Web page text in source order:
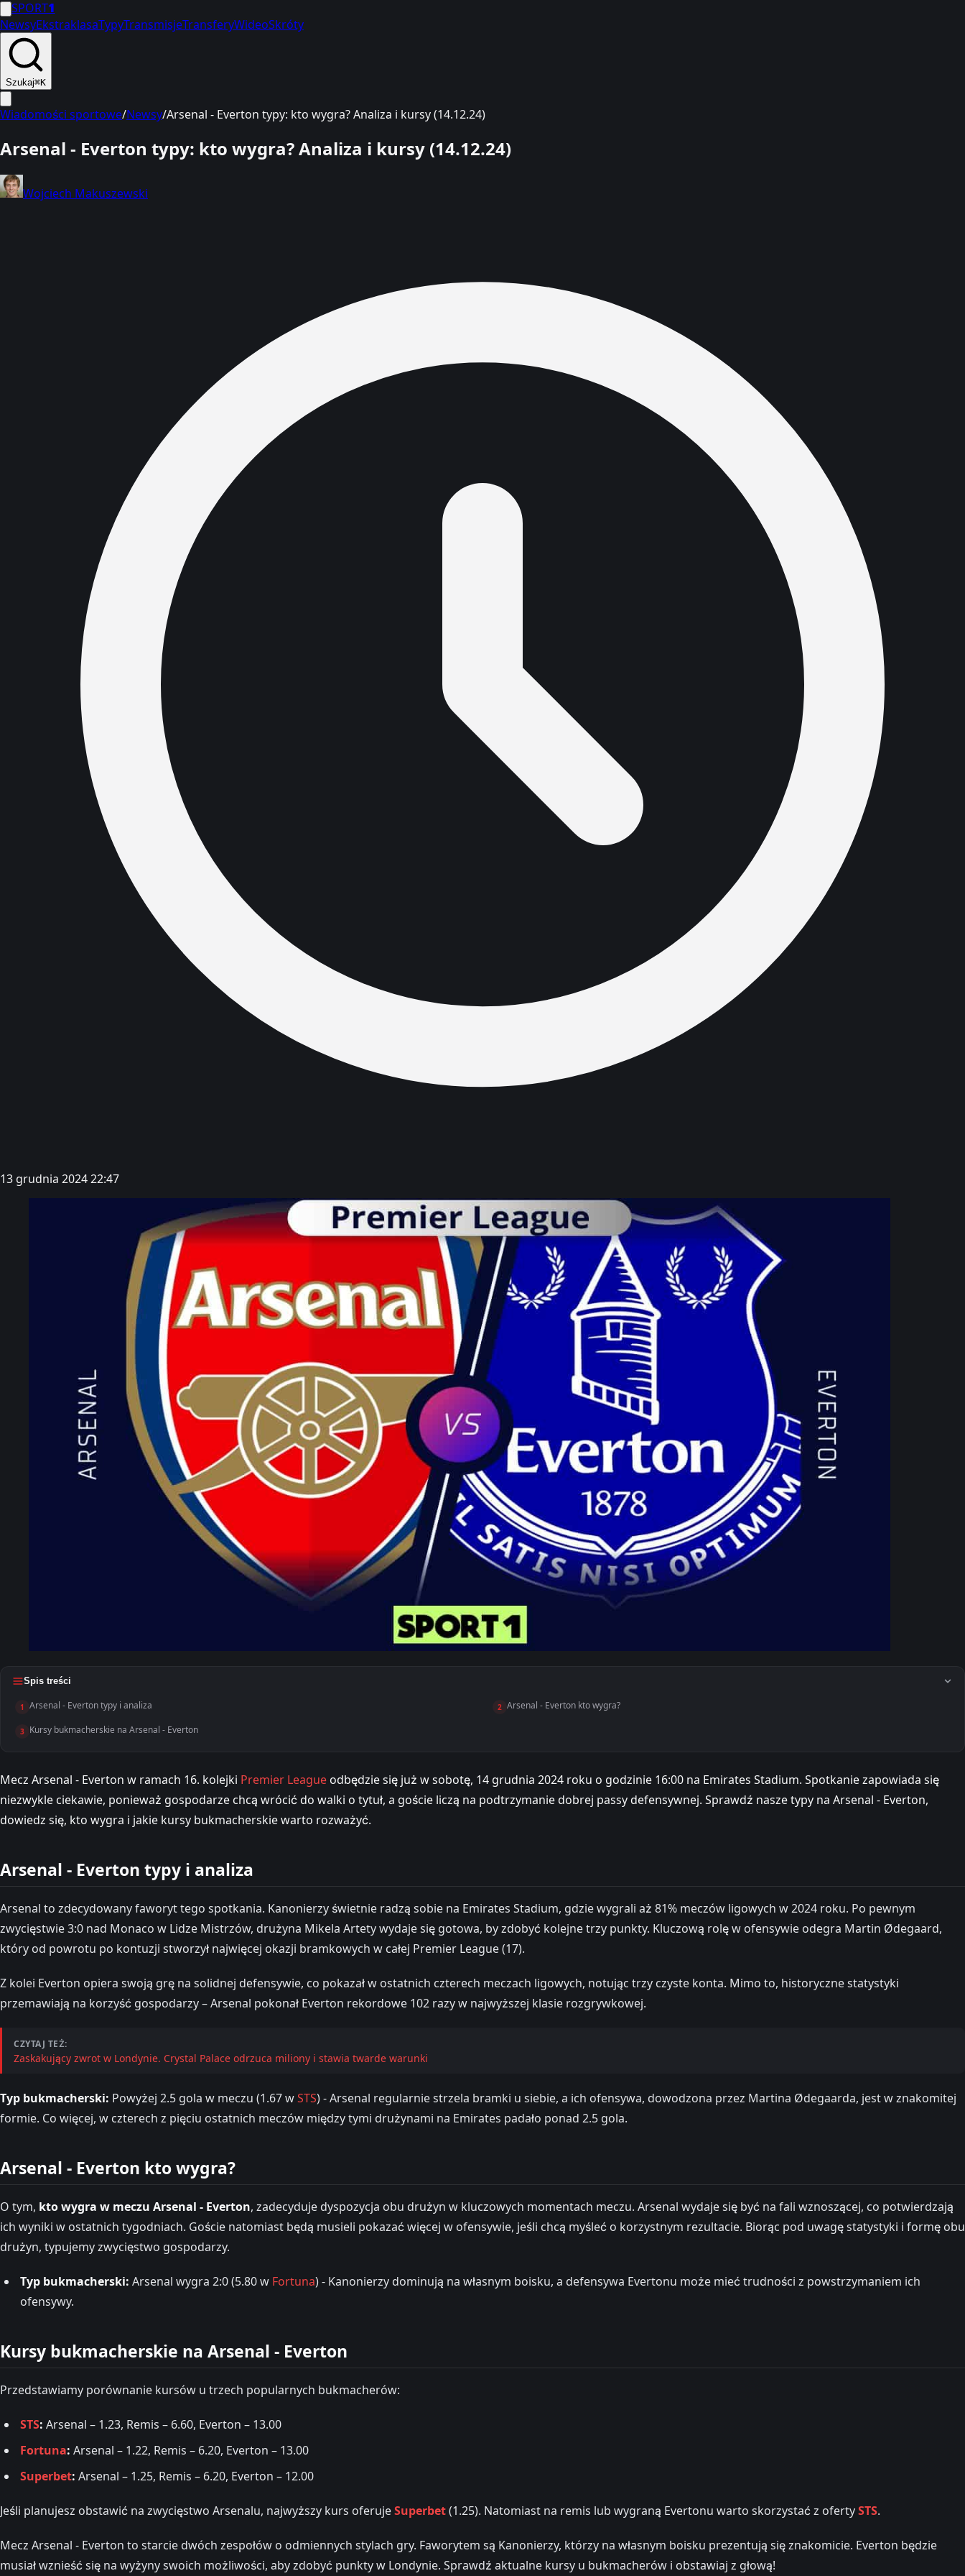
SPORT1
NewsyEkstraklasaTypyTransmisjeTransferyWideoSkróty
Szukaj⌘K
Wiadomości sportowe/Newsy/Arsenal - Everton typy: kto wygra? Analiza i kursy (14.12.24)
Arsenal - Everton typy: kto wygra? Analiza i kursy (14.12.24)
Wojciech Makuszewski
13 grudnia 2024 22:47
Spis treści
1 Arsenal - Everton typy i analiza 2 Arsenal - Everton kto wygra?
3 Kursy bukmacherskie na Arsenal - Everton
Mecz Arsenal - Everton w ramach 16. kolejki Premier League odbędzie się już w sobotę, 14 grudnia 2024 roku o godzinie 16:00 na Emirates Stadium. Spotkanie zapowiada się
niezwykle ciekawie, ponieważ gospodarze chcą wrócić do walki o tytuł, a goście liczą na podtrzymanie dobrej passy defensywnej. Sprawdź nasze typy na Arsenal - Everton,
dowiedz się, kto wygra i jakie kursy bukmacherskie warto rozważyć.
Arsenal - Everton typy i analiza
Arsenal to zdecydowany faworyt tego spotkania. Kanonierzy świetnie radzą sobie na Emirates Stadium, gdzie wygrali aż 81% meczów ligowych w 2024 roku. Po pewnym
zwycięstwie 3:0 nad Monaco w Lidze Mistrzów, drużyna Mikela Artety wydaje się gotowa, by zdobyć kolejne trzy punkty. Kluczową rolę w ofensywie odegra Martin Ødegaard,
który od powrotu po kontuzji stworzył najwięcej okazji bramkowych w całej Premier League (17).
Z kolei Everton opiera swoją grę na solidnej defensywie, co pokazał w ostatnich czterech meczach ligowych, notując trzy czyste konta. Mimo to, historyczne statystyki
przemawiają na korzyść gospodarzy – Arsenal pokonał Everton rekordowe 102 razy w najwyższej klasie rozgrywkowej.
CZYTAJ TEŻ:
Zaskakujący zwrot w Londynie. Crystal Palace odrzuca miliony i stawia twarde warunki
Typ bukmacherski: Powyżej 2.5 gola w meczu (1.67 wSTS) - Arsenal regularnie strzela bramki u siebie, a ich ofensywa, dowodzona przez Martina Ødegaarda, jest w znakomitej
formie. Co więcej, w czterech z pięciu ostatnich meczów między tymi drużynami na Emirates padało ponad 2.5 gola.
Arsenal - Everton kto wygra?
O tym, kto wygra w meczu Arsenal - Everton, zadecyduje dyspozycja obu drużyn w kluczowych momentach meczu. Arsenal wydaje się być na fali wznoszącej, co potwierdzają
ich wyniki w ostatnich tygodniach. Goście natomiast będą musieli pokazać więcej w ofensywie, jeśli chcą myśleć o korzystnym rezultacie. Biorąc pod uwagę statystyki i formę obu
drużyn, typujemy zwycięstwo gospodarzy.
Typ bukmacherski: Arsenal wygra 2:0 (5.80 w Fortuna) - Kanonierzy dominują na własnym boisku, a defensywa Evertonu może mieć trudności z powstrzymaniem ich
ofensywy.
Kursy bukmacherskie na Arsenal - Everton
Przedstawiamy porównanie kursów u trzech popularnych bukmacherów:
STS: Arsenal – 1.23, Remis – 6.60, Everton – 13.00
Fortuna: Arsenal – 1.22, Remis – 6.20, Everton – 13.00
Superbet: Arsenal – 1.25, Remis – 6.20, Everton – 12.00
Jeśli planujesz obstawić na zwycięstwo Arsenalu, najwyższy kurs oferujeSuperbet(1.25). Natomiast na remis lub wygraną Evertonu warto skorzystać z ofertySTS.
Mecz Arsenal - Everton to starcie dwóch zespołów o odmiennych stylach gry. Faworytem są Kanonierzy, którzy na własnym boisku prezentują się znakomicie. Everton będzie
musiał wznieść się na wyżyny swoich możliwości, aby zdobyć punkty w Londynie. Sprawdź aktualne kursy u bukmacherów i obstawiaj z głową!